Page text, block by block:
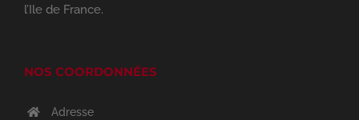
l’Ile de France.
NOS COORDONNÉES
Adresse